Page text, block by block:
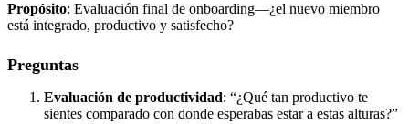
Propósito: Evaluación final de onboarding—¿el nuevo miembro
está integrado, productivo y satisfecho?
Preguntas
Evaluación de productividad: “¿Qué tan productivo te
sientes comparado con donde esperabas estar a estas alturas?”